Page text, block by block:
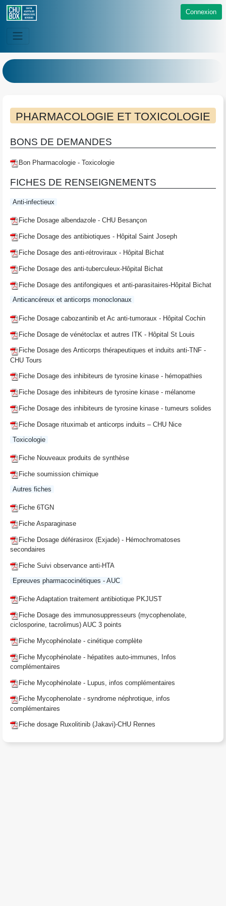
Connexion
PHARMACOLOGIE ET TOXICOLOGIE
BONS DE DEMANDES
Bon Pharmacologie - Toxicologie
FICHES DE RENSEIGNEMENTS
Anti-infectieux
Fiche Dosage albendazole - CHU Besançon
Fiche Dosage des antibiotiques - Hôpital Saint Joseph
Fiche Dosage des anti-rétroviraux - Hôpital Bichat
Fiche Dosage des anti-tuberculeux-Hôpital Bichat
Fiche Dosage des antifongiques et anti-parasitaires-Hôpital Bichat
Anticancéreux et anticorps monoclonaux
Fiche Dosage cabozantinib et Ac anti-tumoraux - Hôpital Cochin
Fiche Dosage de vénétoclax et autres ITK - Hôpital St Louis
Fiche Dosage des Anticorps thérapeutiques et induits anti-TNF -
CHU Tours
Fiche Dosage des inhibiteurs de tyrosine kinase - hémopathies
Fiche Dosage des inhibiteurs de tyrosine kinase - mélanome
Fiche Dosage des inhibiteurs de tyrosine kinase - tumeurs solides
Fiche Dosage rituximab et anticorps induits – CHU Nice
Toxicologie
Fiche Nouveaux produits de synthèse
Fiche soumission chimique
Autres fiches
Fiche 6TGN
Fiche Asparaginase
Fiche Dosage déférasirox (Exjade) - Hémochromatoses
secondaires
Fiche Suivi observance anti-HTA
Epreuves pharmacocinétiques - AUC
Fiche Adaptation traitement antibiotique PKJUST
Fiche Dosage des immunosuppresseurs (mycophenolate,
ciclosporine, tacrolimus) AUC 3 points
Fiche Mycophénolate - cinétique complète
Fiche Mycophénolate - hépatites auto-immunes, Infos
complémentaires
Fiche Mycophénolate - Lupus, infos complémentaires
Fiche Mycophenolate - syndrome néphrotique, infos
complémentaires
Fiche dosage Ruxolitinib (Jakavi)-CHU Rennes